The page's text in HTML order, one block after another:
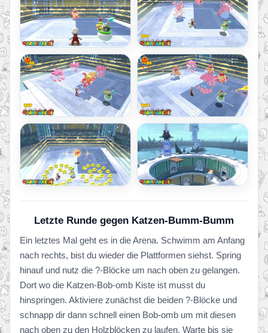
Letzte Runde gegen Katzen-Bumm-Bumm
Ein letztes Mal geht es in die Arena. Schwimm am Anfang
nach rechts, bist du wieder die Plattformen siehst. Spring
hinauf und nutz die ?-Blöcke um nach oben zu gelangen.
Dort wo die Katzen-Bob-omb Kiste ist musst du
hinspringen. Aktiviere zunächst die beiden ?-Blöcke und
schnapp dir dann schnell einen Bob-omb um mit diesen
nach oben zu den Holzblöcken zu laufen. Warte bis sie